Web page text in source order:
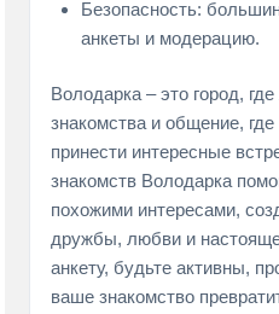
Безопасность:
анкеты и модерацию.
Володарка – это город,
знакомства и общение,
принести интересные
знакомств Володарка
похожими интересами,
дружбы, любви и
анкету, будьте активны,
ваше знакомство